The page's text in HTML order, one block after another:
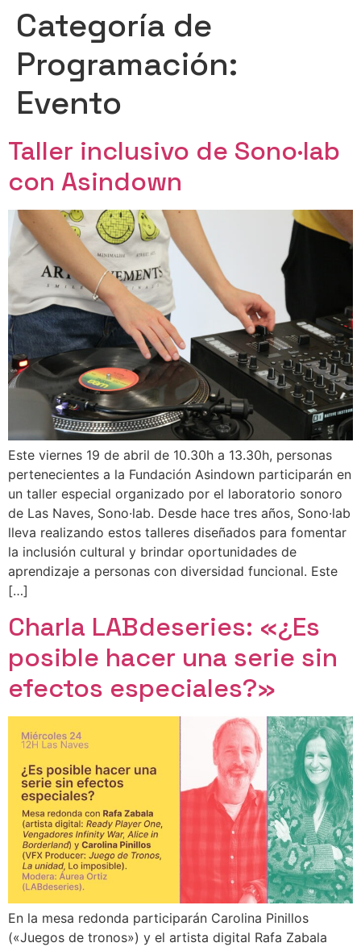
Categoría de
Programación:
Evento
Taller inclusivo de Sono·lab
con Asindown
Este viernes 19 de abril de 10.30h a 13.30h, personas
pertenecientes a la Fundación Asindown participarán en
un taller especial organizado por el laboratorio sonoro
de Las Naves, Sono·lab. Desde hace tres años, Sono·lab
lleva realizando estos talleres diseñados para fomentar
la inclusión cultural y brindar oportunidades de
aprendizaje a personas con diversidad funcional. Este
[…]
Charla LABdeseries: «¿Es
posible hacer una serie sin
efectos especiales?»
En la mesa redonda participarán Carolina Pinillos
(«Juegos de tronos») y el artista digital Rafa Zabala